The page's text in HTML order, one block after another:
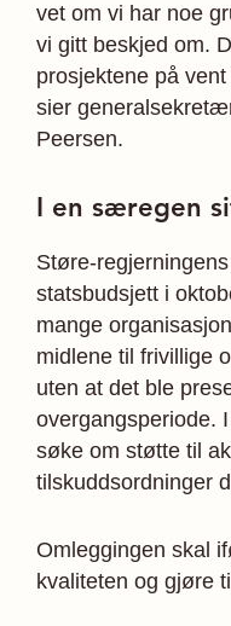
vet om vi har noe
vi gitt beskjed om.
prosjektene på
sier
Peersen.
I en særegen
Støre-
statsbudsjett i
mange
midlene til frivillige
uten at det ble
overgangsperiode.
søke om støtte til
tilskuddsordninger
Omleggingen skal
kvaliteten og gjøre